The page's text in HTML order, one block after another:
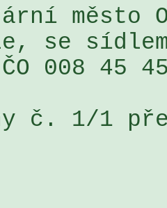
město
se
008 45
č. 1/1